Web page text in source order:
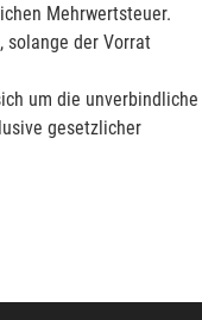
Mehrwertsteuer.
solange der Vorrat
um die unverbindliche
gesetzlicher